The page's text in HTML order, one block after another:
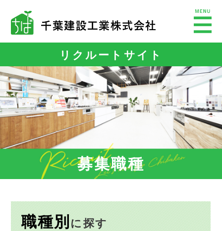
リクルートサイト
募集職種
職種別に探す